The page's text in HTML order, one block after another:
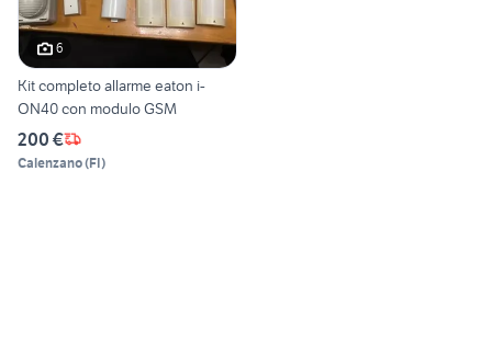
6
Kit completo allarme eaton i-
ON40 con modulo GSM
200 €
Calenzano(FI)